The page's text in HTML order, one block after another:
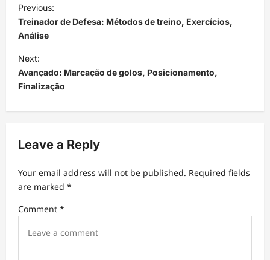
o
s
t
n
a
v
g
a
t
i
Previous:
Treinador de Defesa: Métodos de treino, Exercícios,
Análise
Next:
Avançado: Marcação de golos, Posicionamento,
Finalização
Leave a Reply
Your email address will not be published. Required fields
are marked *
Comment *